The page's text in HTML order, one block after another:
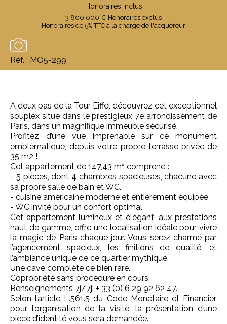
Honoraires inclus
3 800 000 € Honoraires exclus
Honoraires de 5% TTC à la charge de l'acquéreur
Réf. : MO5-299
A deux pas de la Tour Eiffel découvrez cet exceptionnel
souplex situé dans le prestigieux 7e arrondissement de
Paris, dans un magnifique immeuble sécurisé.
Profitez d’une vue imprenable sur ce monument
emblématique, depuis votre propre terrasse privée de
35 m2 !
Cet appartement de 147,43 m² comprend :
- 5 pièces, dont 4 chambres spacieuses, chacune avec
sa propre salle de bain et WC.
- cuisine américaine moderne et entièrement équipée
- WC invité pour un confort optimal
Cet appartement lumineux et élégant, aux prestations
haut de gamme, offre une localisation idéale pour vivre
la magie de Paris chaque jour. Vous serez charmé par
l’agencement spacieux, les finitions de qualité, et
l’ambiance unique de ce quartier mythique.
Une cave complète ce bien rare.
Copropriété sans procédure en cours.
Renseignements 7j/7j: + 33 (0) 6 29 92 62 47.
Selon l’article L.561.5 du Code Monétaire et Financier,
pour l’organisation de la visite, la présentation d’une
pièce d’identité vous sera demandée.